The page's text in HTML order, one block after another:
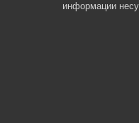
информации